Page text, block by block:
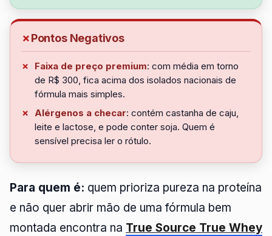
Pontos Negativos
Faixa de preço premium: com média em torno
de R$ 300, fica acima dos isolados nacionais de
fórmula mais simples.
Alérgenos a checar: contém castanha de caju,
leite e lactose, e pode conter soja. Quem é
sensível precisa ler o rótulo.
Para quem é: quem prioriza pureza na proteína
e não quer abrir mão de uma fórmula bem
montada encontra na True Source True Whey